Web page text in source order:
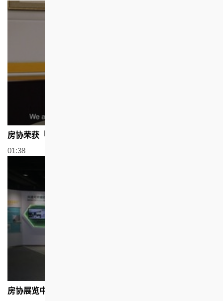
房协荣获「最佳企业管治大奖2020」
01:38
房协展览中心